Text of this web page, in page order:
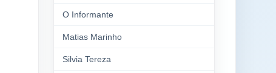
O Informante
Matias Marinho
Silvia Tereza